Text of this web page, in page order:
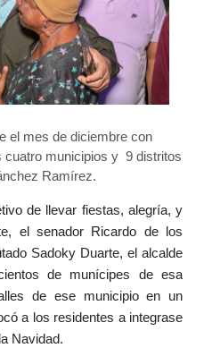
el mes de diciembre con
cuatro municipios y 9 distritos
Ramírez.
de llevar fiestas, alegría, y
el senador Ricardo de los
Sadoky Duarte, el alcalde
de munícipes de esa
de ese municipio en un
a los residentes a integrase
Navidad.